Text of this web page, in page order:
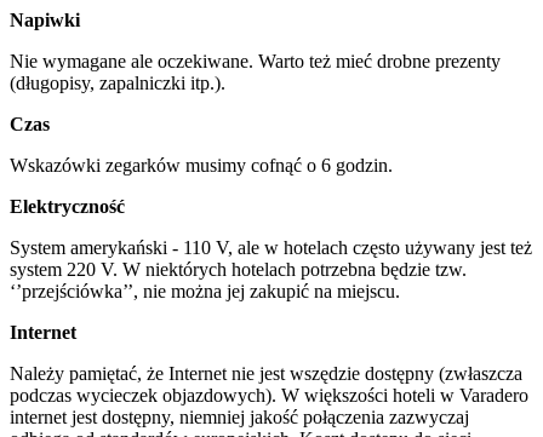
Napiwki
Nie wymagane ale oczekiwane. Warto też mieć drobne prezenty
(długopisy, zapalniczki itp.).
Czas
Wskazówki zegarków musimy cofnąć o 6 godzin.
Elektryczność
System amerykański - 110 V, ale w hotelach często używany jest też
system 220 V. W niektórych hotelach potrzebna będzie tzw.
‘’przejściówka’’, nie można jej zakupić na miejscu.
Internet
Należy pamiętać, że Internet nie jest wszędzie dostępny (zwłaszcza
podczas wycieczek objazdowych). W większości hoteli w Varadero
internet jest dostępny, niemniej jakość połączenia zazwyczaj